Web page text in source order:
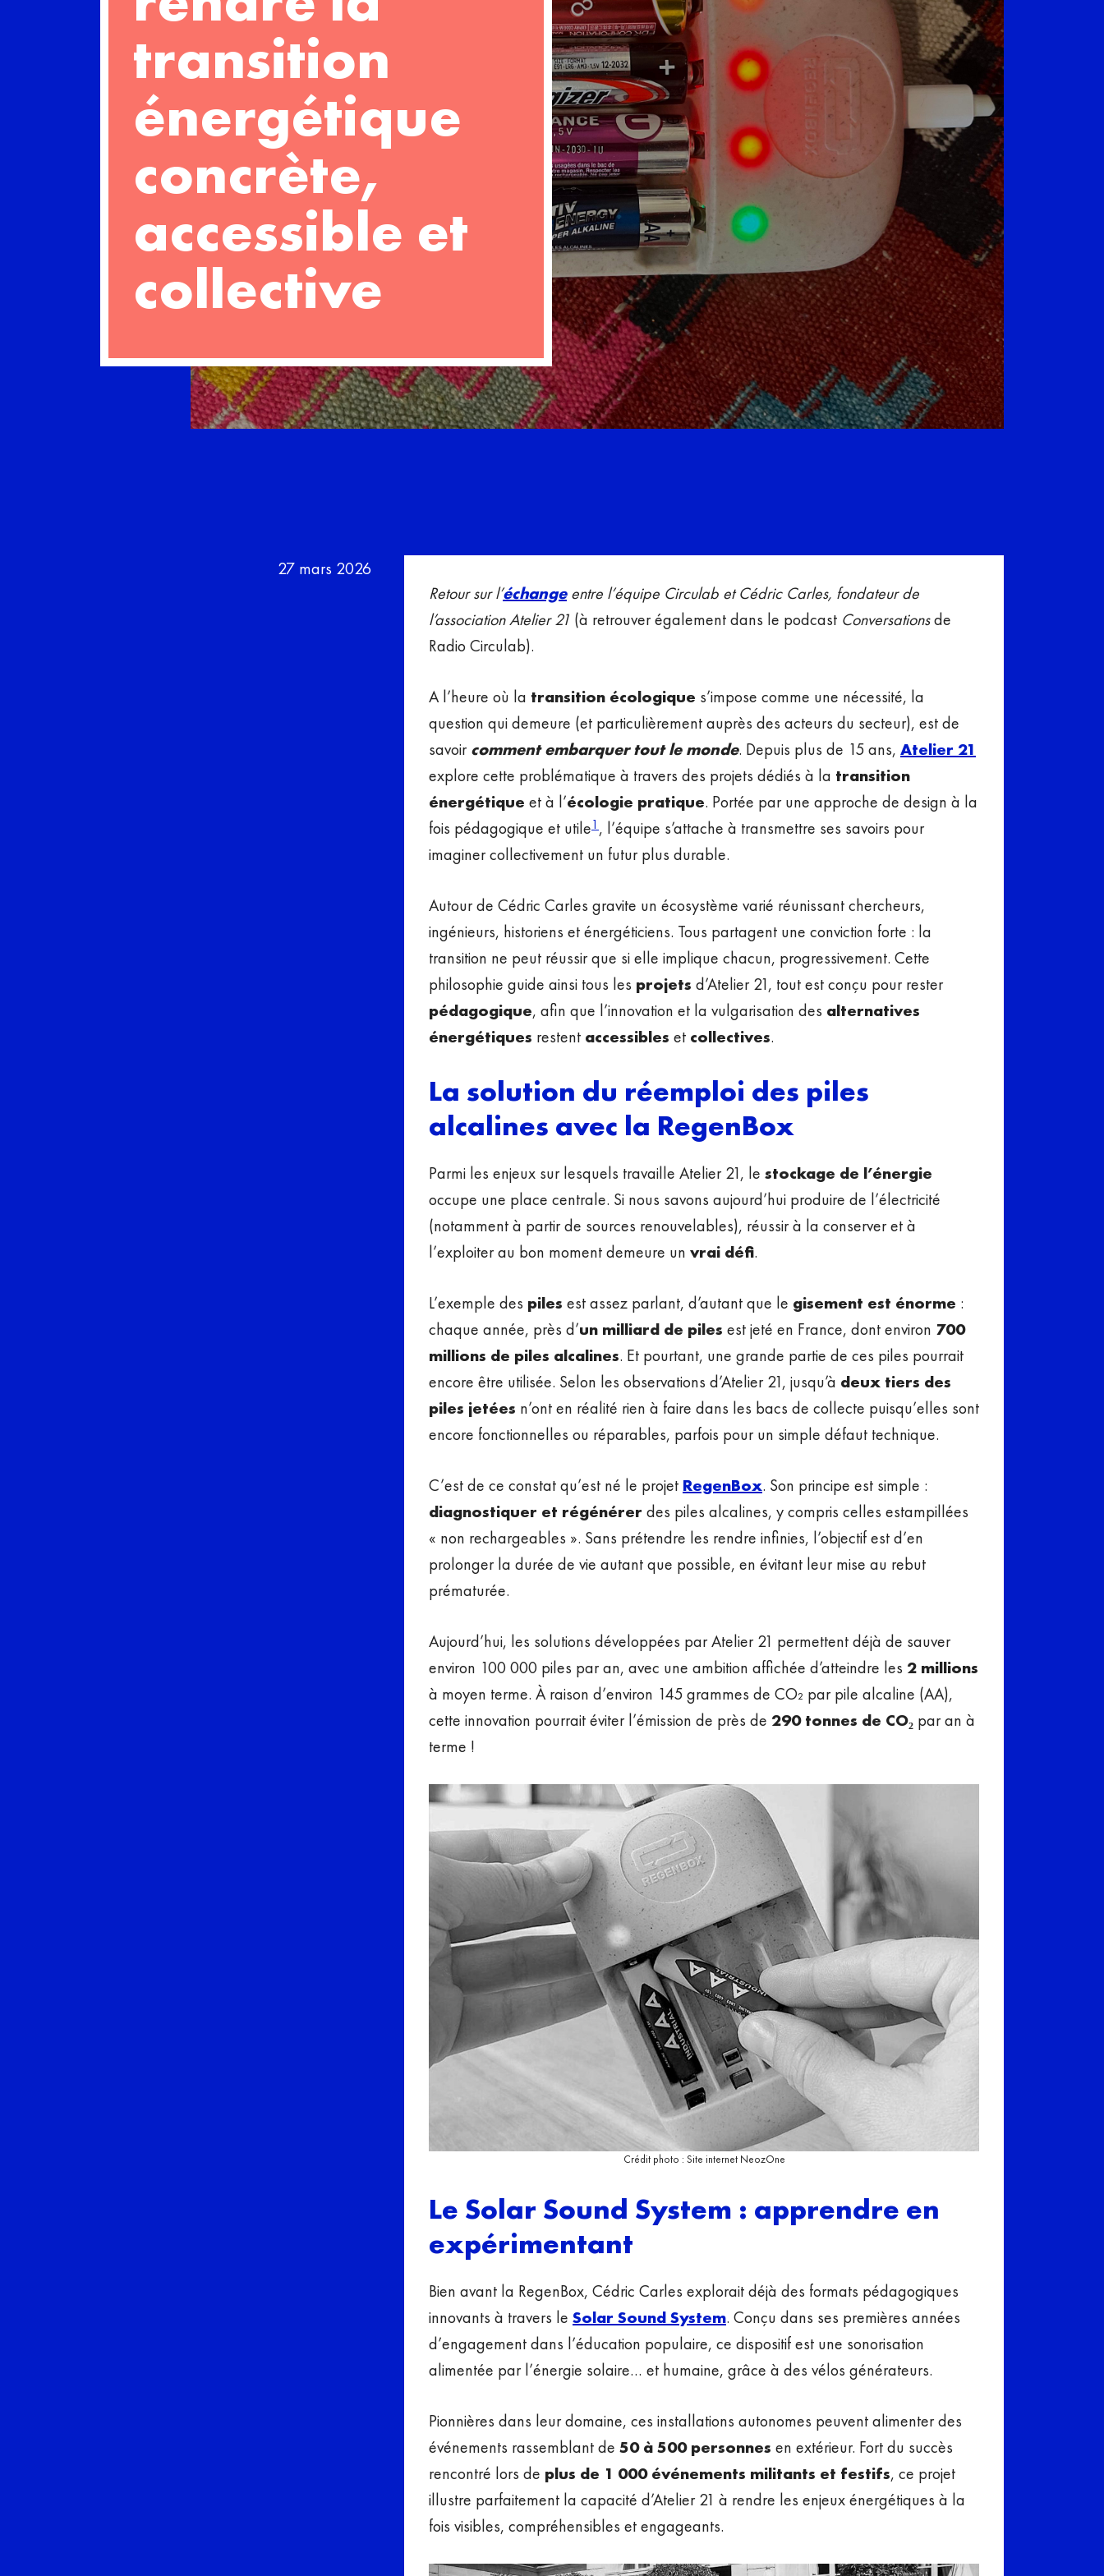
transition
énergétique
concrète,
accessible et
collective
27 mars 2026
Retour sur l’échange entre l’équipe Circulab et Cédric Carles, fondateur de
l’association Atelier 21 (à retrouver également dans le podcast Conversationsde
Radio Circulab).
A l’heure où la transition écologique s’impose comme une nécessité, la
question qui demeure (et particulièrement auprès des acteurs du secteur), est de
savoircomment embarquer tout le monde. Depuis plus de 15 ans, Atelier 21
explore cette problématique à travers des projets dédiés à la transition
énergétique et à l’écologie pratique. Portée par une approche de design à la
fois pédagogique et utile1 , l’équipe s’attache à transmettre ses savoirs pour
imaginer collectivement un futur plus durable.
Autour de Cédric Carles gravite un écosystème varié réunissant chercheurs,
ingénieurs, historiens et énergéticiens. Tous partagent une conviction forte : la
transition ne peut réussir que si elle implique chacun, progressivement. Cette
philosophie guide ainsi tous les projets d’Atelier 21, tout est conçu pour rester
pédagogique, afin que l’innovation et la vulgarisation des alternatives
énergétiques restent accessibles et collectives.
La solution du réemploi des piles
alcalines avec la RegenBox
Parmi les enjeux sur lesquels travaille Atelier 21, le stockage de l’énergie
occupe une place centrale. Si nous savons aujourd’hui produire de l’électricité
(notamment à partir de sources renouvelables), réussir à la conserver et à
l’exploiter au bon moment demeure un vrai défi.
L’exemple des piles est assez parlant, d’autant que le gisement est énorme :
chaque année, près d’un milliard de piles est jeté en France, dont environ 700
millions de piles alcalines. Et pourtant, une grande partie de ces piles pourrait
encore être utilisée. Selon les observations d’Atelier 21, jusqu’à deux tiers des
piles jetées n’ont en réalité rien à faire dans les bacs de collecte puisqu’elles sont
encore fonctionnelles ou réparables, parfois pour un simple défaut technique.
C’est de ce constat qu’est né le projet RegenBox. Son principe est simple :
diagnostiquer et régénérer des piles alcalines, y compris celles estampillées
« non rechargeables ». Sans prétendre les rendre infinies, l’objectif est d’en
prolonger la durée de vie autant que possible, en évitant leur mise au rebut
prématurée.
Aujourd’hui, les solutions développées par Atelier 21 permettent déjà de sauver
environ 100 000 piles par an, avec une ambition affichée d’atteindre les 2 millions
à moyen terme. À raison d’environ 145 grammes de CO₂ par pile alcaline (AA),
cette innovation pourrait éviter l’émission de près de 290 tonnes de CO₂ par an à
terme !
Crédit photo : Site internet NeozOne
Le Solar Sound System : apprendre en
expérimentant
Bien avant la RegenBox, Cédric Carles explorait déjà des formats pédagogiques
innovants à travers le Solar Sound System. Conçu dans ses premières années
d’engagement dans l’éducation populaire, ce dispositif est une sonorisation
alimentée par l’énergie solaire… et humaine, grâce à des vélos générateurs.
Pionnières dans leur domaine, ces installations autonomes peuvent alimenter des
événements rassemblant de 50 à 500 personnes en extérieur. Fort du succès
rencontré lors de plus de 1 000 événements militants et festifs, ce projet
illustre parfaitement la capacité d’Atelier 21 à rendre les enjeux énergétiques à la
fois visibles, compréhensibles et engageants.